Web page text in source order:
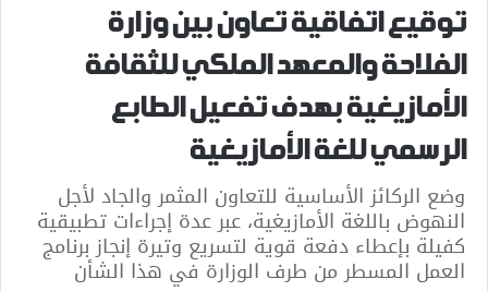
توقيع اتفاقية تعاون بين وزارة
الفلاحة والمعهد الملكي للثقافة
الأمازيغية بهدف تفعيل الطابع
الرسمي للغة الأمازيغية
وضع الركائز الأساسية للتعاون المثمر والجاد لأجل
النهوض باللغة الأمازيغية، عبر عدة إجراءات تطبيقية
كفيلة بإعطاء دفعة قوية لتسريع وتيرة إنجاز برنامج
العمل المسطر من طرف الوزارة في هذا الشأن